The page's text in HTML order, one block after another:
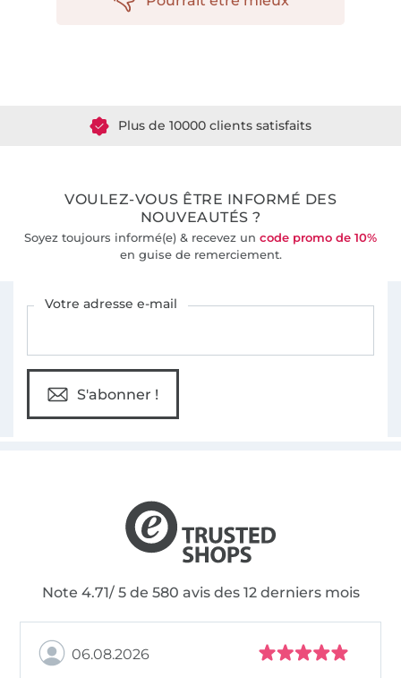
Plus de 10000 clients satisfaits
VOULEZ-VOUS ÊTRE INFORMÉ DES
NOUVEAUTÉS ?
Soyez toujours informé(e) & recevez un code promo de 10%
en guise de remerciement.
Votre adresse e-mail
S'abonner !
Note 4.71/ 5 de 580 avis des 12 derniers mois
06.08.2026